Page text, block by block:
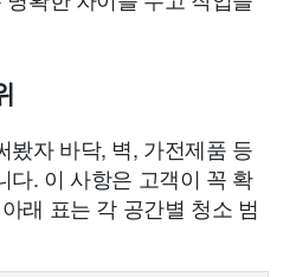
봤자 바닥, 벽, 가전제품 등
다. 이 사항은 고객이 꼭 확
래 표는 각 공간별 청소 범